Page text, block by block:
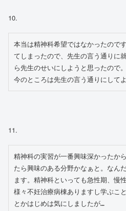
10.
本当は精神科希望ではなかったので
てしまったので、先生の言う通りに
ら先生のせいにしようと思ったので。
今のところは先生の言う通りにして
11.
精神科の実習が一番興味深かったか
たら興味のある分野かなぁと。なん
ます。精神科といっても急性期、慢
様々不妊治療病棟ありますし学ぶこ
とかはじめは気にしましたが…